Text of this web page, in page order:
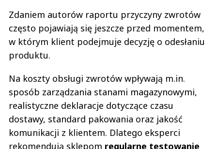
Zdaniem autorów raportu przyczyny zwrotów
często pojawiają się jeszcze przed momentem,
w którym klient podejmuje decyzję o odesłaniu
produktu.
Na koszty obsługi zwrotów wpływają m.in.
sposób zarządzania stanami magazynowymi,
realistyczne deklaracje dotyczące czasu
dostawy, standard pakowania oraz jakość
komunikacji z klientem. Dlatego eksperci
rekomendują sklepom regularne testowanie